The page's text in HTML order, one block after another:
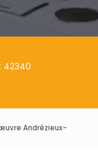
42340
Andrézieux-